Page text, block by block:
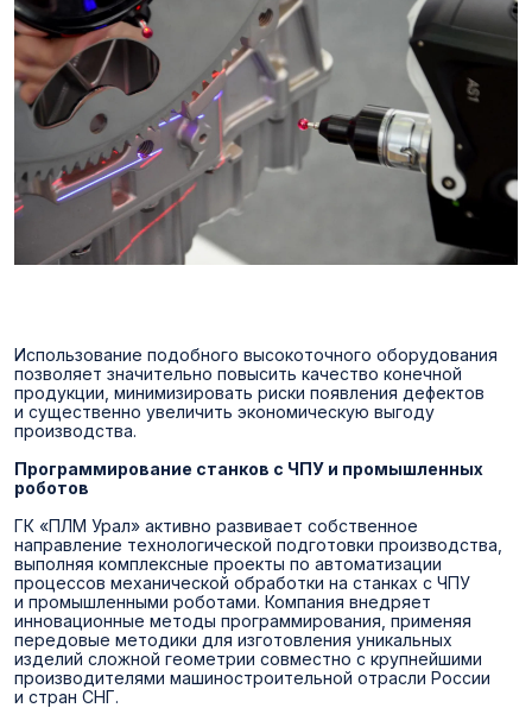
Использование подобного высокоточного оборудования
позволяет значительно повысить качество конечной
продукции, минимизировать риски появления дефектов
и существенно увеличить экономическую выгоду
производства.
Программирование станков с ЧПУ и промышленных
роботов
ГК «ПЛМ Урал» активно развивает собственное
направление технологической подготовки производства,
выполняя комплексные проекты по автоматизации
процессов механической обработки на станках с ЧПУ
и промышленными роботами. Компания внедряет
инновационные методы программирования, применяя
передовые методики для изготовления уникальных
изделий сложной геометрии совместно с крупнейшими
производителями машиностроительной отрасли России
и стран СНГ.